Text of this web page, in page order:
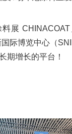
展
际博览中心（
期增长的平台！